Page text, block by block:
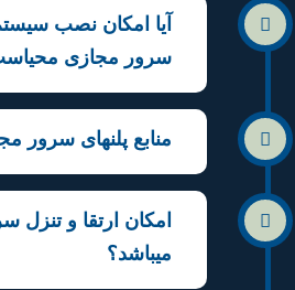
آیا امکان نصب
سرور مجازی
منابع پلنهای سرور
امکان ارتقا و تنزل
میباشد؟